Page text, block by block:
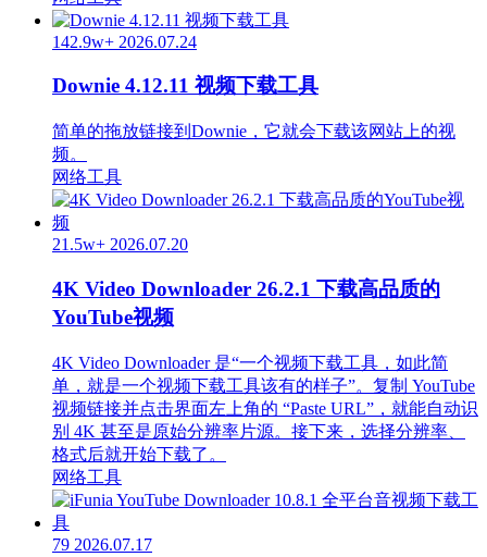
142.9w+ 2026.07.24
Downie 4.12.11 视频下载工具
简单的拖放链接到Downie，它就会下载该网站上的视
频。
网络工具
21.5w+ 2026.07.20
4K Video Downloader 26.2.1 下载高品质的
YouTube视频
4K Video Downloader 是“一个视频下载工具，如此简
单，就是一个视频下载工具该有的样子”。复制 YouTube
视频链接并点击界面左上角的 “Paste URL”，就能自动识
别 4K 甚至是原始分辨率片源。接下来，选择分辨率、
格式后就开始下载了。
网络工具
79 2026.07.17